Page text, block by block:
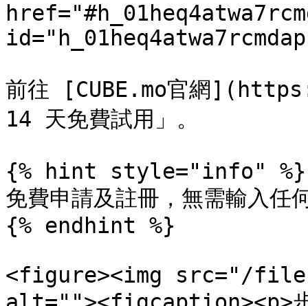
前往 [CUBE.mo官網
14 天免費試用」。
{% hint style="info" %}
免費申請及註冊，無需輸入任
{% endhint %}
<figure><img src="/files/